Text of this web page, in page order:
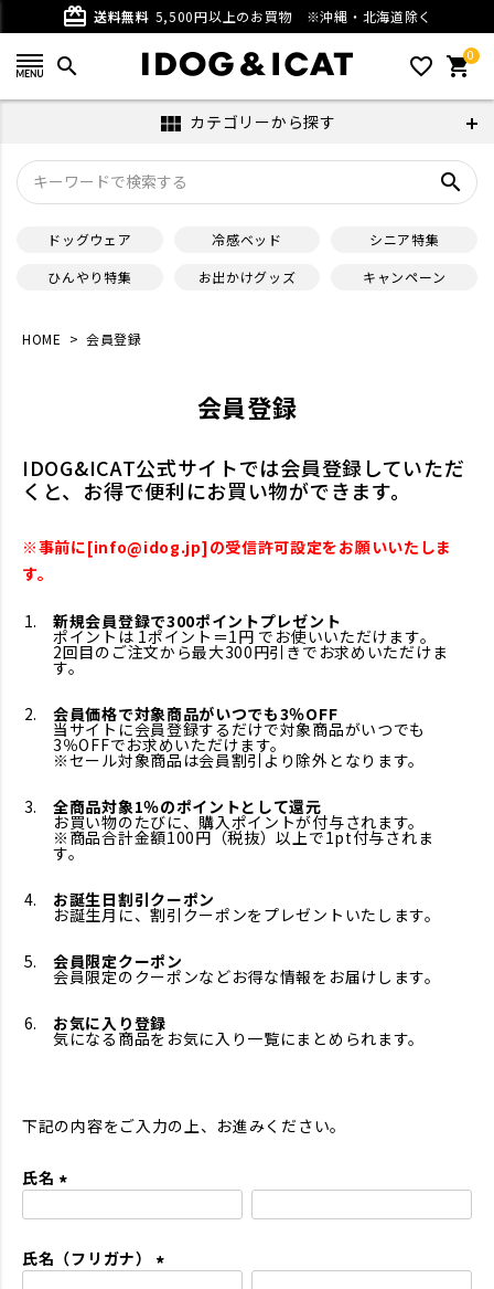
card_giftcard 送料無料 5,500円以上のお買物 ※沖縄・北海道除く
search favorite_outline 0
shopping_cart
view_module カテゴリーから探す
search
ドッグウェア 冷感ベッド
シニア特集
ひんやり特集
お出かけグッズ キャンペーン
HOME 会員登録
会員登録
IDOG&ICAT公式サイトでは会員登録していただ
くと、お得で便利にお買い物ができます。
※事前に[info@idog.jp]の受信許可設定をお願いいたしま
す。
新規会員登録で300ポイントプレゼント
ポイントは 1ポイント＝1円 でお使いいただけます。
2回目のご注文から最大300円引きでお求めいただけま
す。
会員価格で対象商品がいつでも3％OFF
当サイトに会員登録するだけで対象商品がいつでも
3％OFFでお求めいただけます。
※セール対象商品は会員割引より除外となります。
全商品対象1％のポイントとして還元
お買い物のたびに、購入ポイントが付与されます。
※商品合計金額100円（税抜）以上で1pt付与されま
す。
お誕生日割引クーポン
お誕生月に、割引クーポンをプレゼントいたします。
会員限定クーポン
会員限定のクーポンなどお得な情報をお届けします。
お気に入り登録
気になる商品をお気に入り一覧にまとめられます。
下記の内容をご入力の上、お進みください。
氏名
須
氏名（フリガナ）